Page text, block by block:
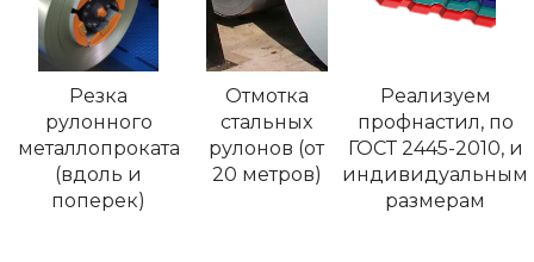
Резка
рулонного
металлопроката
(вдоль и
поперек)
Отмотка
стальных
рулонов (от
20 метров)
Реализуем
профнастил, по
ГОСТ 2445-2010, и
индивидуальным
размерам